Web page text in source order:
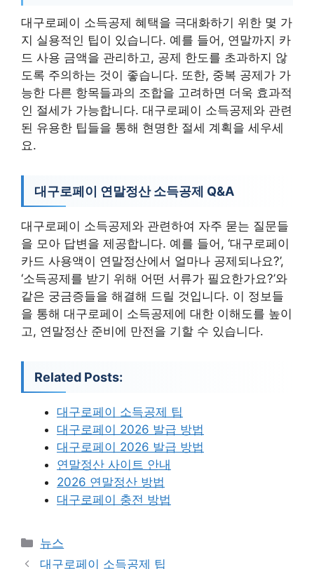
대구로페이 소득공제 혜택을 극대화하기 위한 몇 가
지 실용적인 팁이 있습니다. 예를 들어, 연말까지 카
드 사용 금액을 관리하고, 공제 한도를 초과하지 않
도록 주의하는 것이 좋습니다. 또한, 중복 공제가 가
능한 다른 항목들과의 조합을 고려하면 더욱 효과적
인 절세가 가능합니다. 대구로페이 소득공제와 관련
된 유용한 팁들을 통해 현명한 절세 계획을 세우세
요.
대구로페이 연말정산 소득공제 Q&A
대구로페이 소득공제와 관련하여 자주 묻는 질문들
을 모아 답변을 제공합니다. 예를 들어, ‘대구로페이
카드 사용액이 연말정산에서 얼마나 공제되나요?’,
‘소득공제를 받기 위해 어떤 서류가 필요한가요?’와
같은 궁금증들을 해결해 드릴 것입니다. 이 정보들
을 통해 대구로페이 소득공제에 대한 이해도를 높이
고, 연말정산 준비에 만전을 기할 수 있습니다.
Related Posts:
대구로페이 소득공제 팁
대구로페이 2026 발급 방법
대구로페이 2026 발급 방법
연말정산 사이트 안내
2026 연말정산 방법
대구로페이 충전 방법
카
테
뉴스
대구로페이 소득공제 팁